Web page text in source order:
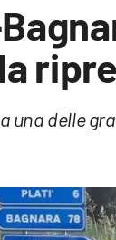
una delle